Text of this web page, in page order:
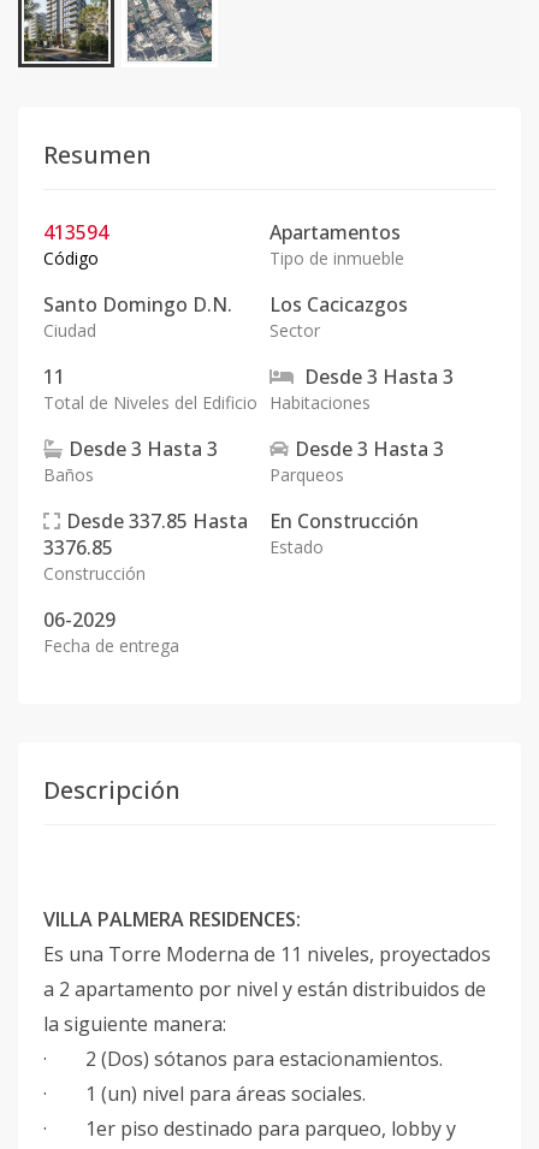
Resumen
413594
Código
Apartamentos
Tipo de inmueble
Santo Domingo D.N.
Ciudad
Los Cacicazgos
Sector
11
Total de Niveles del Edificio
Desde3 Hasta 3
Habitaciones
Desde3 Hasta 3
Baños
Desde3 Hasta 3
Parqueos
Desde337.85 Hasta
3376.85
Construcción
En Construcción
Estado
06-2029
Fecha de entrega
Descripción
VILLA PALMERA RESIDENCES:
Es una Torre Moderna de 11 niveles, proyectados
a 2 apartamento por nivel y están distribuidos de
la siguiente manera:
· 2 (Dos) sótanos para estacionamientos.
· 1 (un) nivel para áreas sociales.
· 1er piso destinado para parqueo, lobby y